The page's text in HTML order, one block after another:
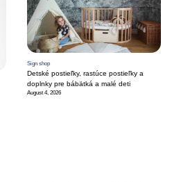
Sign shop
Detské postieľky, rastúce postieľky a
doplnky pre bábätká a malé deti
August 4, 2026